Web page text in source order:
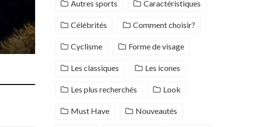
Autres sports Caractéristiques
Célébrités Comment choisir?
Cyclisme Forme de visage
Les classiques Les icones
Les plus recherchés Look
Must Have Nouveautés